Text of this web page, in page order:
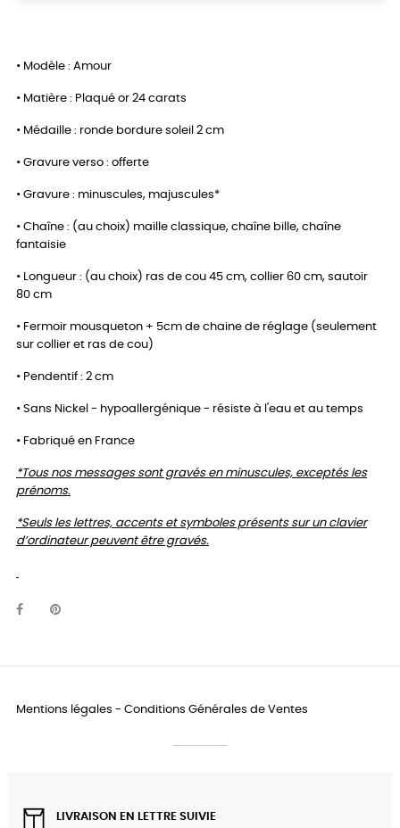
• Modèle : Amour
• Matière : Plaqué or 24 carats
• Médaille : ronde bordure soleil 2 cm
• Gravure verso : offerte
• Gravure : minuscules, majuscules*
• Chaîne : (au choix) maille classique, chaîne bille, chaîne
fantaisie
• Longueur : (au choix) ras de cou 45 cm, collier 60 cm, sautoir
80 cm
• Fermoir mousqueton + 5cm de chaine de réglage (seulement
sur collier et ras de cou)
• Pendentif : 2 cm
• Sans Nickel - hypoallergénique - résiste à l'eau et au temps
• Fabriqué en France
*Tous nos messages sont gravés en minuscules, exceptés les
prénoms.
*Seuls les lettres, accents et symboles présents sur un clavier
d’ordinateur peuvent être gravés.
Mentions légales - Conditions Générales de Ventes
LIVRAISON EN LETTRE SUIVIE